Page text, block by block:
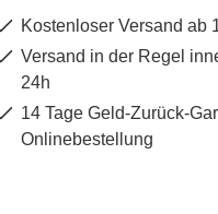
Kostenloser Versand ab
Versand in der Regel
24h
14 Tage Geld-Zurück-
Onlinebestellung